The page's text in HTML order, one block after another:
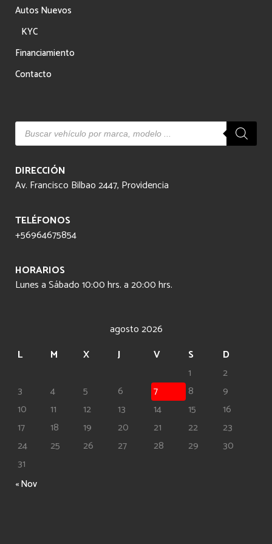
Autos Nuevos
KYC
Financiamiento
Contacto
Búsqueda
productos
DIRECCIÓN
Av. Francisco Bilbao 2447, Providencia
TELÉFONOS
+56964675854
HORARIOS
Lunes a Sábado 10:00 hrs. a 20:00 hrs.
agosto 2026
L
M X J V S
D
1
2
3
4 5 6 7 8
9
10
11 12 13 14 15
16
17
18 19 20 21 22
23
24
25 26 27 28 29
30
31
« Nov